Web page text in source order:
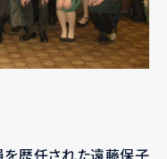
を歴任された遠藤保子